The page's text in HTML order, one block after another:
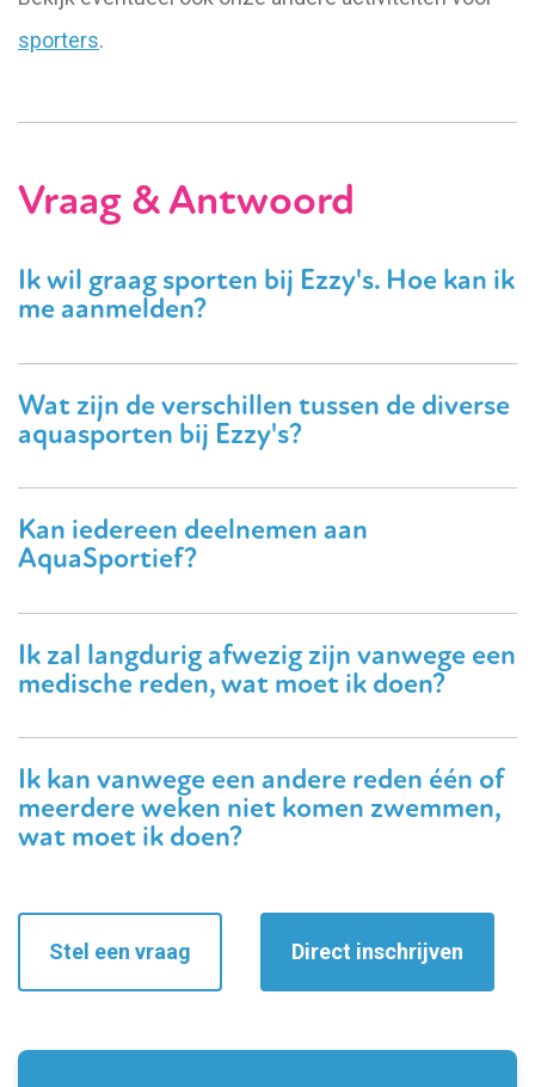
sporters.
Vraag & Antwoord
Ik wil graag sporten bij Ezzy's. Hoe kan ik
me aanmelden?
Wat zijn de verschillen tussen de diverse
aquasporten bij Ezzy's?
Kan iedereen deelnemen aan
AquaSportief?
Ik zal langdurig afwezig zijn vanwege een
medische reden, wat moet ik doen?
Ik kan vanwege een andere reden één of
meerdere weken niet komen zwemmen,
wat moet ik doen?
Stel een vraag Direct inschrijven